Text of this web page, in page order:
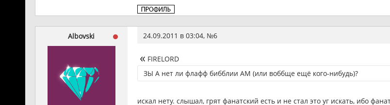
Albovski 24.09.2011 в 03:04, №6
FIRELORD
ЗЫ А нет ли флафф бибблии АМ (или воббще ещё кого-нибудь)?
искал нету. слышал, грят фанатский есть и не стал это уг искать, ибо